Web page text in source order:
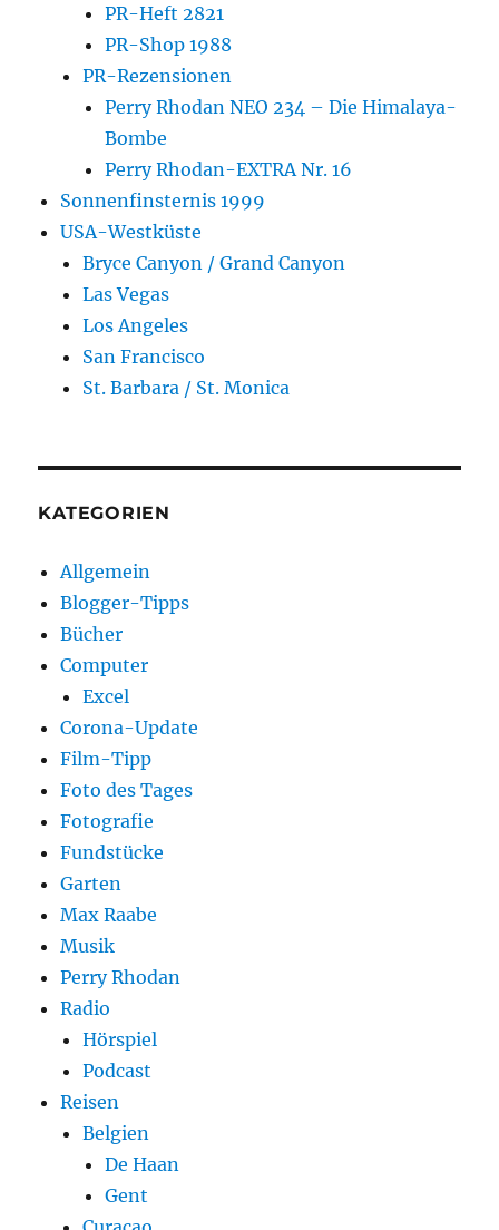
PR-Heft 2821
PR-Shop 1988
PR-Rezensionen
Perry Rhodan NEO 234 – Die Himalaya-
Bombe
Perry Rhodan-EXTRA Nr. 16
Sonnenfinsternis 1999
USA-Westküste
Bryce Canyon / Grand Canyon
Las Vegas
Los Angeles
San Francisco
St. Barbara / St. Monica
KATEGORIEN
Allgemein
Blogger-Tipps
Bücher
Computer
Excel
Corona-Update
Film-Tipp
Foto des Tages
Fotografie
Fundstücke
Garten
Max Raabe
Musik
Perry Rhodan
Radio
Hörspiel
Podcast
Reisen
Belgien
De Haan
Gent